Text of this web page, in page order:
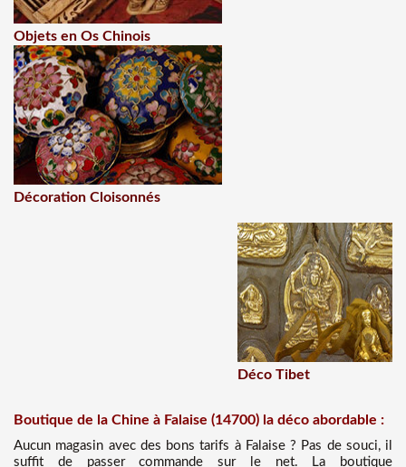
Objets en Os Chinois
Décoration Cloisonnés
Déco Tibet
Boutique de la Chine à Falaise (14700) la déco abordable :
Aucun magasin avec des bons tarifs à Falaise ? Pas de souci, il
suffit de passer commande sur le net. La boutique